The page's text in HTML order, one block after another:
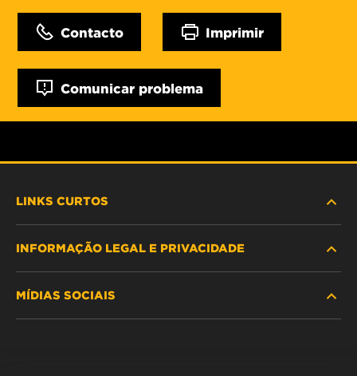
Contacto Imprimir
Comunicar problema
LINKS CURTOS
ONDE COMPRAR
INFORMAÇÃO LEGAL E PRIVACIDADE
MÍDIAS SOCIAIS